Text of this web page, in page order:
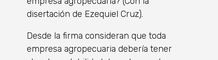
disertación de Ezequiel Cruz).
Desde la firma consideran que toda
empresa agropecuaria debería tener